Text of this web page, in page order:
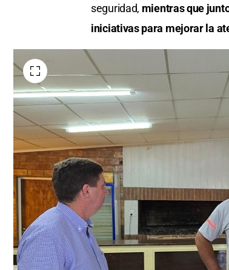
seguridad, mientras que
iniciativas para mejorar la